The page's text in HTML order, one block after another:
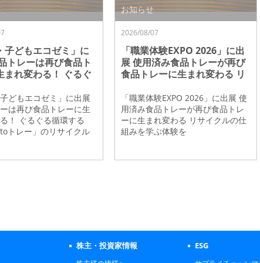
子どもエコゼミ」に
トレーは再び食品ト
まれ変わる！ ぐるぐ
サイクルを紹介
子どもエコゼミ」に出展
は再び食品トレーに生
！ ぐるぐる循環する
toトレー」のリサイクル
お知らせ
2026/08/07
「職業体験EXPO 2026」に出
展 使用済み食品トレーが再び
食品トレーに生まれ変わる リ
を
「職業体験EXPO 2026」に出展 使
用済み食品トレーが再び食品トレ
ーに生まれ変わる リサイクルの仕
組みを学ぶ体験を
株主・投資家情報
ESG